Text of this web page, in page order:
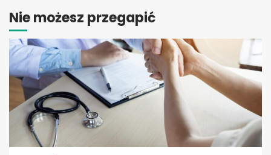
Nie możesz przegapić